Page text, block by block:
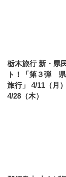
栃木旅行 新・県
ト！「第３弾
旅行」 4/11（月
4/28（木）